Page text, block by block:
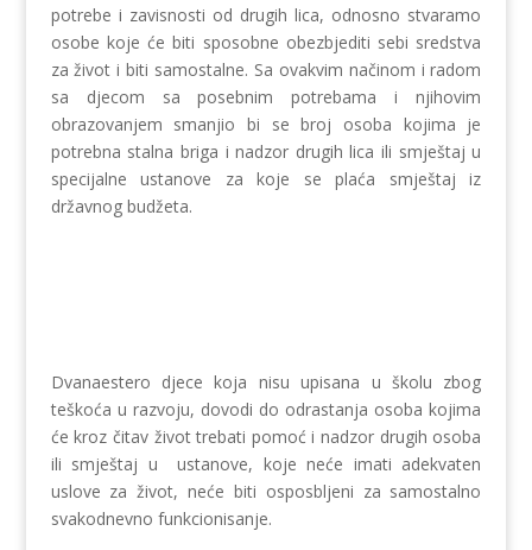
potrebe i zavisnosti od drugih lica, odnosno stvaramo
osobe koje će biti sposobne obezbjediti sebi sredstva
za život i biti samostalne. Sa ovakvim načinom i radom
sa djecom sa posebnim potrebama i njihovim
obrazovanjem smanjio bi se broj osoba kojima je
potrebna stalna briga i nadzor drugih lica ili smještaj u
specijalne ustanove za koje se plaća smještaj iz
državnog budžeta.
Dvanaestero djece koja nisu upisana u školu zbog
teškoća u razvoju, dovodi do odrastanja osoba kojima
će kroz čitav život trebati pomoć i nadzor drugih osoba
ili smještaj u ustanove, koje neće imati adekvaten
uslove za život, neće biti osposbljeni za samostalno
svakodnevno funkcionisanje.